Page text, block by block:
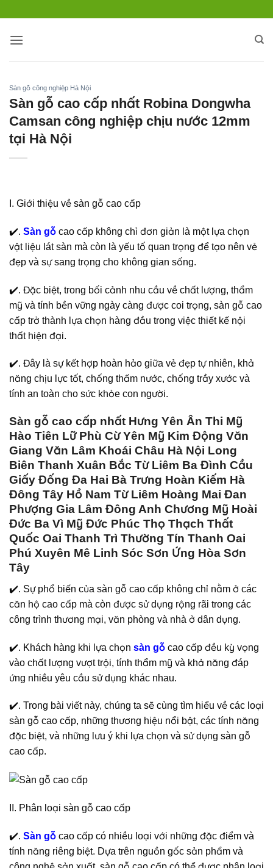
nội
Sàn gỗ công nghiệp Hà Nội
Sàn gỗ cao cấp nhất Robina Dongwha
Camsan công nghiệp chịu nước 12mm
tại Hà Nội
I. Giới thiệu về sàn gỗ cao cấp
✔️. Sàn gỗ cao cấp không chỉ đơn giản là một lựa chọn
vật liệu lát sàn mà còn là yếu tố quan trọng để tạo nên vẻ
đẹp và sự sang trọng cho không gian sống.
✔️. Đặc biệt, trong bối cảnh nhu cầu về chất lượng, thẩm
mỹ và tính bền vững ngày càng được coi trọng, sàn gỗ cao
cấp trở thành lựa chọn hàng đầu trong việc thiết kế nội
thất hiện đại.
✔️. Đây là sự kết hợp hoàn hảo giữa vẻ đẹp tự nhiên, khả
năng chịu lực tốt, chống thấm nước, chống trầy xước và
tính an toàn cho sức khỏe con người.
Sàn gỗ cao cấp nhất Hưng Yên Ân Thi Mỹ
Hào Tiên Lữ Phù Cừ Yên Mỹ Kim Động Văn
Giang Văn Lâm Khoái Châu Hà Nội Long
Biên Thanh Xuân Bắc Từ Liêm Ba Đình Cầu
Giấy Đống Đa Hai Bà Trưng Hoàn Kiếm Hà
Đông Tây Hồ Nam Từ Liêm Hoàng Mai Đan
Phượng Gia Lâm Đông Anh Chương Mỹ Hoài
Đức Ba Vì Mỹ Đức Phúc Thọ Thạch Thất
Quốc Oai Thanh Trì Thường Tín Thanh Oai
Phú Xuyên Mê Linh Sóc Sơn Ứng Hòa Sơn
Tây
✔️. Sự phổ biến của sàn gỗ cao cấp không chỉ nằm ở các
căn hộ cao cấp mà còn được sử dụng rộng rãi trong các
công trình thương mại, văn phòng và nhà ở dân dụng.
✔️. Khách hàng khi lựa chọn sàn gỗ cao cấp đều kỳ vọng
vào chất lượng vượt trội, tính thẩm mỹ và khả năng đáp
ứng nhiều yêu cầu sử dụng khác nhau.
✔️. Trong bài viết này, chúng ta sẽ cùng tìm hiểu về các loại
sàn gỗ cao cấp, những thương hiệu nổi bật, các tính năng
đặc biệt, và những lưu ý khi lựa chọn và sử dụng sàn gỗ
cao cấp.
II. Phân loại sàn gỗ cao cấp
✔️. Sàn gỗ cao cấp có nhiều loại với những đặc điểm và
tính năng riêng biệt. Dựa trên nguồn gốc sản phẩm và